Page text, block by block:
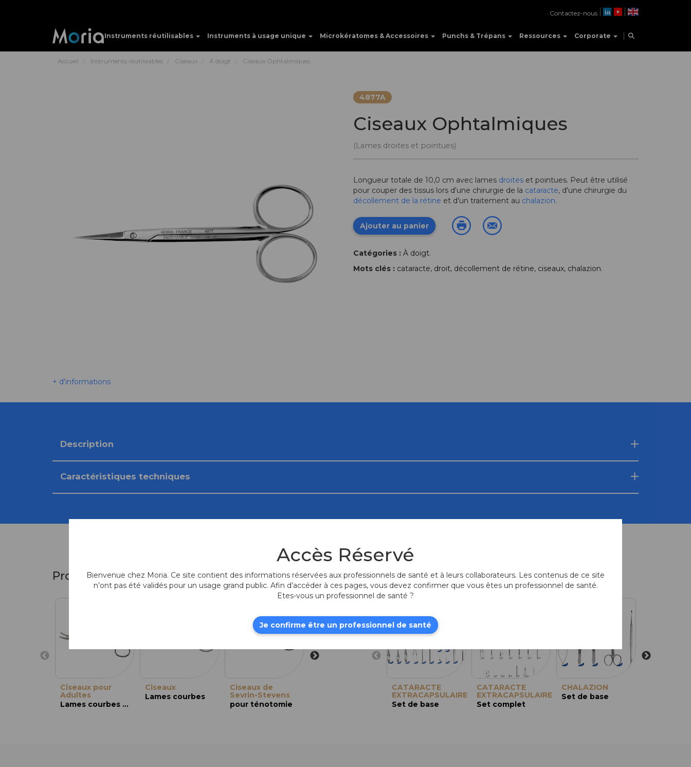
Instruments réutilisables Instruments à usage unique Microkératomes & Accessoires Punchs & Trépans Ressources Corporate
Contactez-nous
Accueil Instruments réutilisables Ciseaux À doigt Ciseaux Ophtalmiques
+ d'informations
4877A
Ciseaux Ophtalmiques
(Lames droites et pointues)
Longueur totale de 10,0 cm avec lames droites et pointues. Peut être utilisé
pour couper des tissus lors d'une chirurgie de la cataracte, d'une chirurgie du
décollement de la rétine et d'un traitement au chalazion.
Ajouter au panier
Catégories : À doigt.
Mots clés : cataracte, droit, décollement de rétine, ciseaux, chalazion.
Description
Caractéristiques techniques
Produits similaires
Ciseaux pour
Adultes
Lames courbes et émoussées
Ciseaux
Lames courbes
Ciseaux de
Sevrin-Stevens
pour ténotomie
Micro-Ciseaux
Lames courbes et pointues
Micro-Ciseaux
Lames droites et pointues
Produits fréquemment associés
CATARACTE
EXTRACAPSULAIRE
Set de base
CATARACTE
EXTRACAPSULAIRE
Set complet
CHALAZION
Set de base
Accès Réservé
Bienvenue chez Moria. Ce site contient des informations réservées aux professionnels de santé et à leurs collaborateurs. Les contenus de ce site
n’ont pas été validés pour un usage grand public. Afin d’accéder à ces pages, vous devez confirmer que vous êtes un professionnel de santé.
Etes-vous un professionnel de santé ?
Je confirme être un professionnel de santé